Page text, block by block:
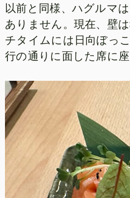
以前と同様、ハグルマ
ありません。現在、壁
チタイムには日向ぼっ
行の通りに面した席に